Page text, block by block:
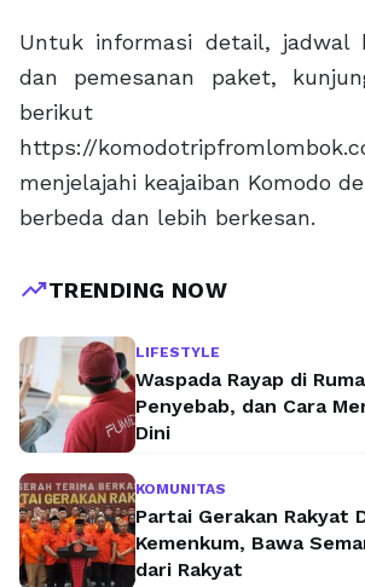
Untuk informasi detail, jadwal
dan pemesanan paket,
berikut
https://
menjelajahi keajaiban Komodo
berbeda dan lebih berkesan.
trending_upTRENDING NOW
LIFESTYLE
Waspada Rayap di
Penyebab, dan Cara
Dini
KOMUNITAS
Partai Gerakan Rakyat
Kemenkum, Bawa
dari Rakyat